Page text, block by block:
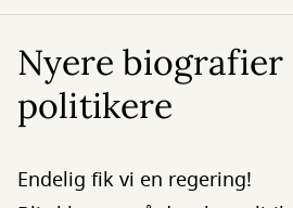
Nyere biografier
politikere
Endelig fik vi en regering!